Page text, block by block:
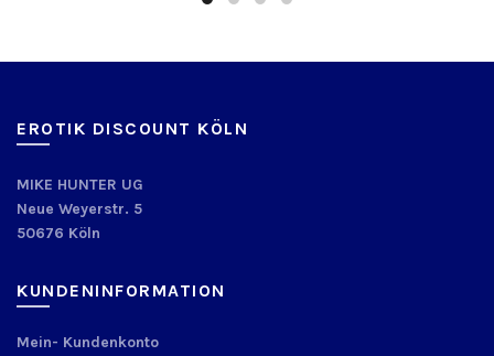
EROTIK DISCOUNT KÖLN
MIKE HUNTER UG
Neue Weyerstr. 5
50676 Köln
KUNDENINFORMATION
Mein- Kundenkonto